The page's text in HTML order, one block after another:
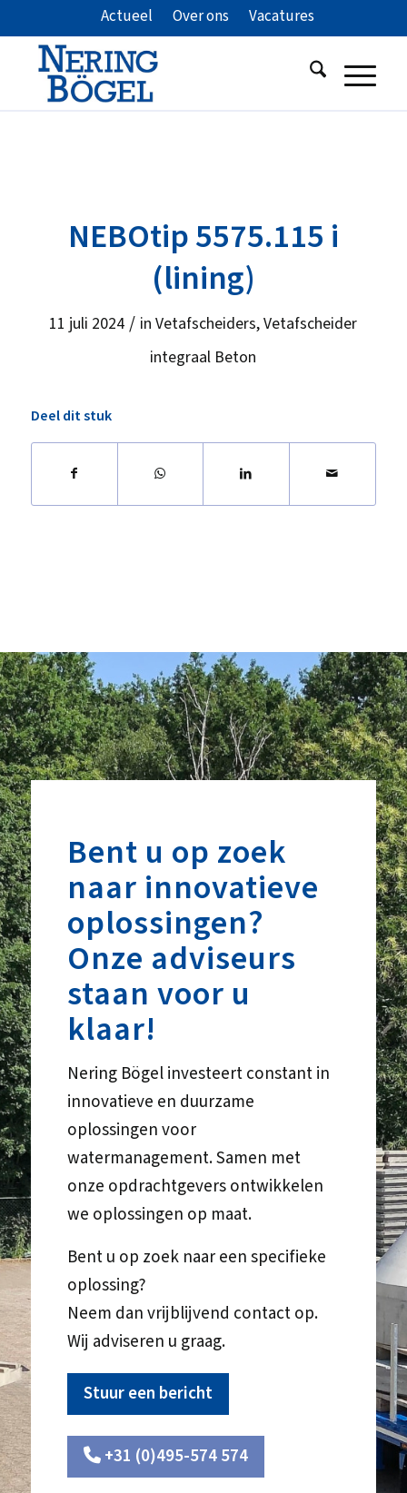
Actueel Over ons Vacatures
NEBOtip 5575.115 i
(lining)
11 juli 2024 / inVetafscheiders,Vetafscheider
integraal Beton
Deel dit stuk
Bent u op zoek
naar innovatieve
oplossingen?
Onze adviseurs
staan voor u
klaar!
Nering Bögel investeert constant in
innovatieve en duurzame
oplossingen voor
watermanagement. Samen met
onze opdrachtgevers ontwikkelen
we oplossingen op maat.
Bent u op zoek naar een specifieke
oplossing?
Neem dan vrijblijvend contact op.
Wij adviseren u graag.
Stuur een bericht
+31 (0)495-574 574